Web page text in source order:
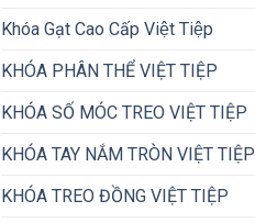
Khóa Gạt Cao Cấp Việt Tiệp
KHÓA PHÂN THỂ VIỆT TIỆP
KHÓA SỐ MÓC TREO VIỆT TIỆP
KHÓA TAY NẮM TRÒN VIỆT TIỆP
KHÓA TREO ĐỒNG VIỆT TIỆP